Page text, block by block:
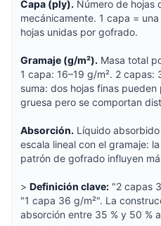
Capa (ply). Número de hojas
mecánicamente. 1 capa =
hojas unidas por gofrado.
Gramaje (g/m²). Masa total
1 capa: 16–19 g/m². 2 capas:
suma: dos hojas finas pueden
gruesa pero se comportan
Absorción. Líquido
escala lineal con el gramaje:
patrón de gofrado influyen
> Definición clave: "2 capas
"1 capa 36 g/m²". La
absorción entre 35 % y 50 %